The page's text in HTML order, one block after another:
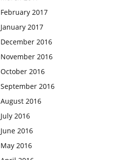
February 2017
January 2017
December 2016
November 2016
October 2016
September 2016
August 2016
July 2016
June 2016
May 2016